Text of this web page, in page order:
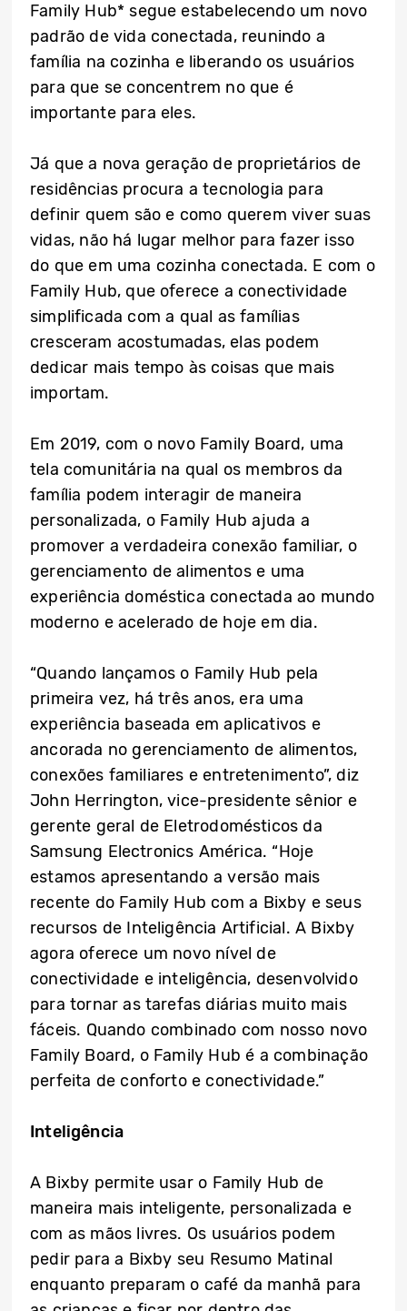
Family Hub* segue estabelecendo um novo
padrão de vida conectada, reunindo a
família na cozinha e liberando os usuários
para que se concentrem no que é
importante para eles.
Já que a nova geração de proprietários de
residências procura a tecnologia para
definir quem são e como querem viver suas
vidas, não há lugar melhor para fazer isso
do que em uma cozinha conectada. E com o
Family Hub, que oferece a conectividade
simplificada com a qual as famílias
cresceram acostumadas, elas podem
dedicar mais tempo às coisas que mais
importam.
Em 2019, com o novo Family Board, uma
tela comunitária na qual os membros da
família podem interagir de maneira
personalizada, o Family Hub ajuda a
promover a verdadeira conexão familiar, o
gerenciamento de alimentos e uma
experiência doméstica conectada ao mundo
moderno e acelerado de hoje em dia.
“Quando lançamos o Family Hub pela
primeira vez, há três anos, era uma
experiência baseada em aplicativos e
ancorada no gerenciamento de alimentos,
conexões familiares e entretenimento”, diz
John Herrington, vice-presidente sênior e
gerente geral de Eletrodomésticos da
Samsung Electronics América. “Hoje
estamos apresentando a versão mais
recente do Family Hub com a Bixby e seus
recursos de Inteligência Artificial. A Bixby
agora oferece um novo nível de
conectividade e inteligência, desenvolvido
para tornar as tarefas diárias muito mais
fáceis. Quando combinado com nosso novo
Family Board, o Family Hub é a combinação
perfeita de conforto e conectividade.”
Inteligência
A Bixby permite usar o Family Hub de
maneira mais inteligente, personalizada e
com as mãos livres. Os usuários podem
pedir para a Bixby seu Resumo Matinal
enquanto preparam o café da manhã para